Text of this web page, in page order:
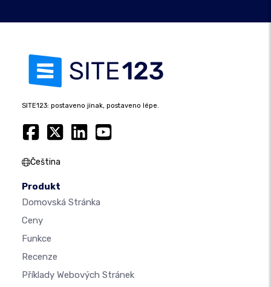
SITE123: postaveno jinak, postaveno lépe.
Čeština
Produkt
Domovská Stránka
Ceny
Funkce
Recenze
Příklady Webových Stránek